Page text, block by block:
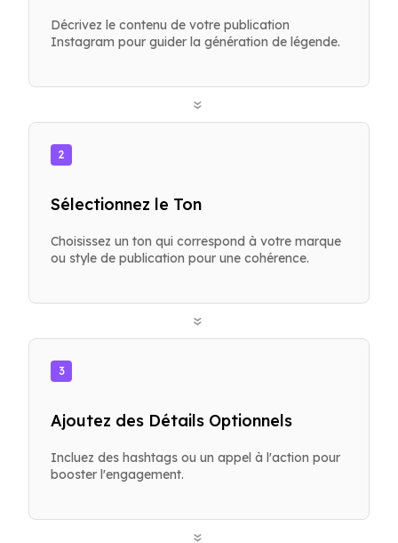
Décrivez le contenu de votre publication
Instagram pour guider la génération de légende.
»
2
Sélectionnez le Ton
Choisissez un ton qui correspond à votre marque
ou style de publication pour une cohérence.
»
3
Ajoutez des Détails Optionnels
Incluez des hashtags ou un appel à l'action pour
booster l'engagement.
»